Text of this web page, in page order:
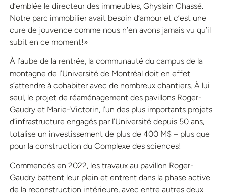
d’emblée le directeur des immeubles, Ghyslain Chassé.
Notre parc immobilier avait besoin d’amour et c’est une
cure de jouvence comme nous n’en avons jamais vu qu’il
subit en ce moment!»
À l’aube de la rentrée, la communauté du campus de la
montagne de l’Université de Montréal doit en effet
s’attendre à cohabiter avec de nombreux chantiers. À lui
seul, le projet de réaménagement des pavillons Roger-
Gaudry et Marie-Victorin, l’un des plus importants projets
d’infrastructure engagés par l’Université depuis 50 ans,
totalise un investissement de plus de 400 M$ – plus que
pour la construction du Complexe des sciences!
Commencés en 2022, les travaux au pavillon Roger-
Gaudry battent leur plein et entrent dans la phase active
de la reconstruction intérieure, avec entre autres deux